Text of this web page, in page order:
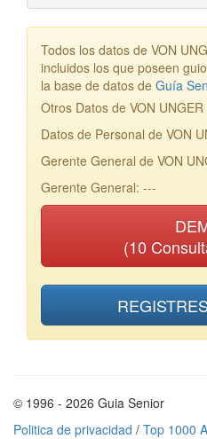
Todos los datos de VON
incluidos los que poseen
la base de datos de Guía
Otros Datos de VON UNGER
Datos de Personal de VON
Gerente General de VON
Gerente General: ---
(10
© 1996 - 2026 Guia Senior
Politica de privacidad / Top 1000